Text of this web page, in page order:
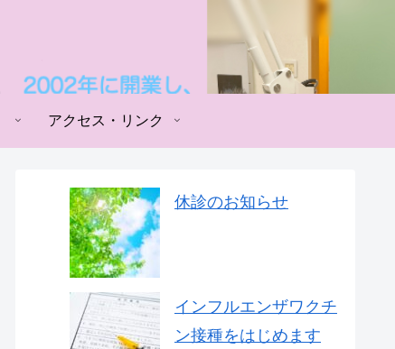
アクセス・リンク
休診のお知らせ
インフルエンザワクチ
ン接種をはじめます